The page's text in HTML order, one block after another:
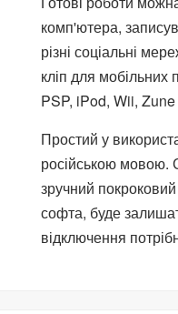
комп'ютера,
різні соціальні
кліп для мобільних
PSP, iPod, Wii, Zune
Простий у
російською мовою.
зручний
софта, буде
відключення